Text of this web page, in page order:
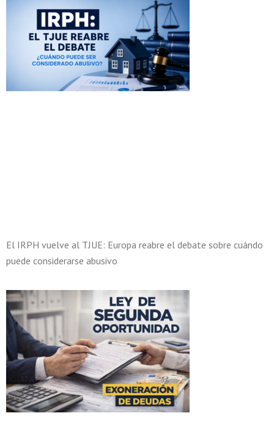
El IRPH vuelve al TJUE: Europa reabre el debate sobre cuándo
puede considerarse abusivo